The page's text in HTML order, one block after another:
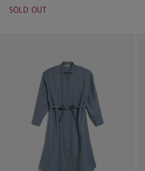
SOLD OUT